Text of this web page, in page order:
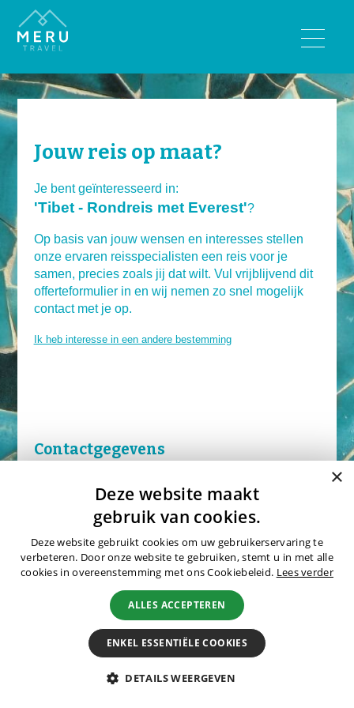
BESTEMMINGEN
India
Sri Lanka
Tibet
REISTYPES
Wandelreizen
Rondreizen
Familiereizen
Fotografiereizen
OFFERTE
BLOGS
OVER MERU
Wie zijn wij?
Waarom Meru
Jouw reis op maat?
Je bent geïnteresseerd in:
'Tibet - Rondreis met Everest'?
Op basis van jouw wensen en interesses stellen
onze ervaren reisspecialisten een reis voor je
samen, precies zoals jij dat wilt. Vul vrijblijvend dit
offerteformulier in en wij nemen zo snel mogelijk
contact met je op.
Ik heb interesse in een andere bestemming
Contactgegevens
Naam:
×
Deze website maakt
gebruik van cookies.
Deze website gebruikt cookies om uw gebruikerservaring te
verbeteren. Door onze website te gebruiken, stemt u in met alle
cookies in overeenstemming met ons Cookiebeleid. Lees verder
ALLES ACCEPTEREN
ENKEL ESSENTIËLE COOKIES
DETAILS WEERGEVEN